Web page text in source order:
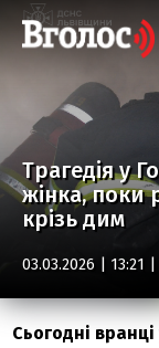
Трагедія у
жінка, поки
крізь дим
03.03.2026 | 13:21 |
Сьогодні